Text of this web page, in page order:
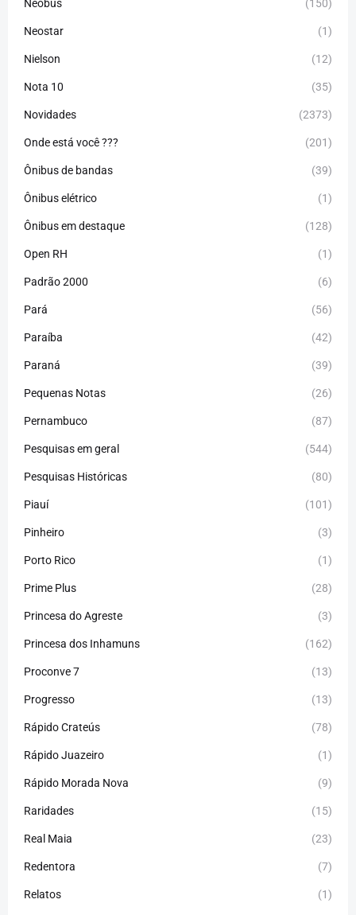
Neobus (150)
Neostar (1)
Nielson (12)
Nota 10 (35)
Novidades (2373)
Onde está você ??? (201)
Ônibus de bandas (39)
Ônibus elétrico (1)
Ônibus em destaque (128)
Open RH (1)
Padrão 2000 (6)
Pará (56)
Paraíba (42)
Paraná (39)
Pequenas Notas (26)
Pernambuco (87)
Pesquisas em geral (544)
Pesquisas Históricas (80)
Piauí (101)
Pinheiro (3)
Porto Rico (1)
Prime Plus (28)
Princesa do Agreste (3)
Princesa dos Inhamuns (162)
Proconve 7 (13)
Progresso (13)
Rápido Crateús (78)
Rápido Juazeiro (1)
Rápido Morada Nova (9)
Raridades (15)
Real Maia (23)
Redentora (7)
Relatos (1)